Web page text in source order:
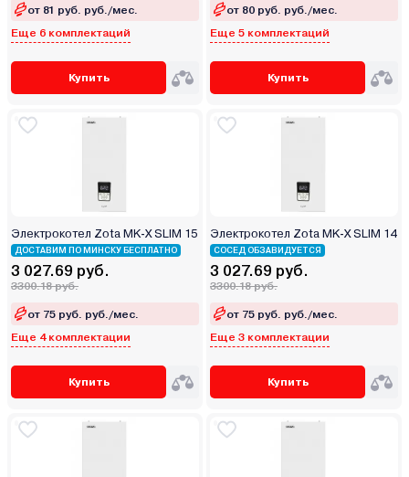
от 81 руб. руб./мес.
Еще 6 комплектаций
Купить
от 80 руб. руб./мес.
Еще 5 комплектаций
Купить
Электрокотел Zota MK-X SLIM 15
ДОСТАВИМ ПО МИНСКУ БЕСПЛАТНО
3 027.69 руб.
3300.18 руб.
от 75 руб. руб./мес.
Еще 4 комплектации
Купить
Электрокотел Zota MK-X SLIM 14
СОСЕД ОБЗАВИДУЕТСЯ
3 027.69 руб.
3300.18 руб.
от 75 руб. руб./мес.
Еще 3 комплектации
Купить